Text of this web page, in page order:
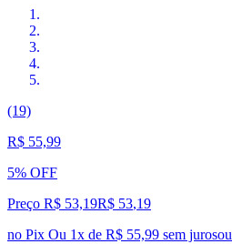
(19)
R$ 55,99
5% OFF
Preço R$ 53,19R$ 53,19
no Pix Ou 1x de R$ 55,99 sem jurosou